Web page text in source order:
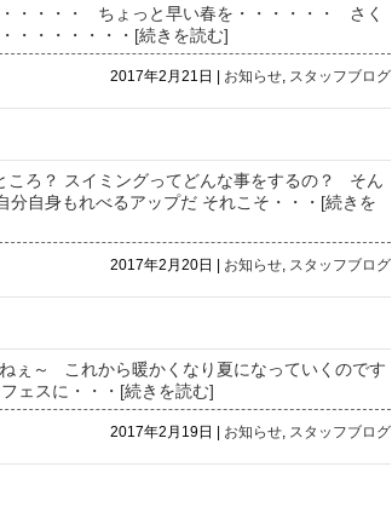
・・・・ ちょっと早い春を・・・・・・ さく
・・・・
・・・[続きを読む]
2017年2月21日 | お知らせ, スタッフブログ
ろ？ スイミングってどんな事をするの？ そん
分自身もれべるアップだ それこそ ・・・[続きを
2017年2月20日 | お知らせ, スタッフブログ
ぇ～ これから暖かくなり夏になっていくのです
ェスに ・・・[続きを読む]
2017年2月19日 | お知らせ, スタッフブログ